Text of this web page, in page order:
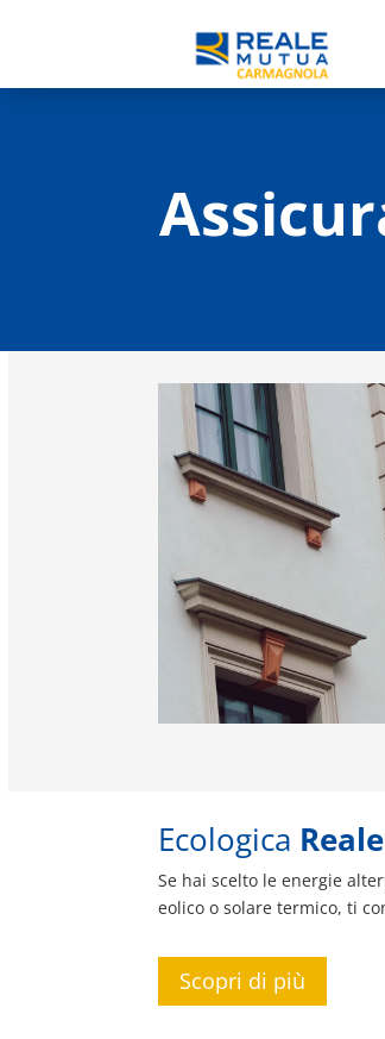
Ecologica Reale
Se hai scelto le energie
eolico o solare termico, ti
Scopri di più